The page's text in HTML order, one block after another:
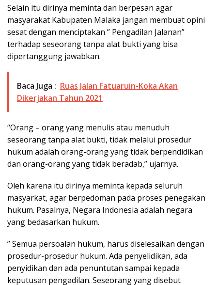
Selain itu dirinya meminta dan berpesan agar
masyarakat Kabupaten Malaka jangan membuat opini
sesat dengan menciptakan ” Pengadilan Jalanan”
terhadap seseorang tanpa alat bukti yang bisa
dipertanggung jawabkan.
Baca Juga : Ruas Jalan Fatuaruin-Koka Akan
Dikerjakan Tahun 2021
“Orang – orang yang menulis atau menuduh
seseorang tanpa alat bukti, tidak melalui prosedur
hukum adalah orang-orang yang tidak berpendidikan
dan orang-orang yang tidak beradab,” ujarnya.
Oleh karena itu dirinya meminta kepada seluruh
masyarkat, agar berpedoman pada proses penegakan
hukum. Pasalnya, Negara Indonesia adalah negara
yang bedasarkan hukum.
” Semua persoalan hukum, harus diselesaikan dengan
prosedur-prosedur hukum. Ada penyelidikan, ada
penyidikan dan ada penuntutan sampai kepada
keputusan pengadilan. Seseorang yang disebut